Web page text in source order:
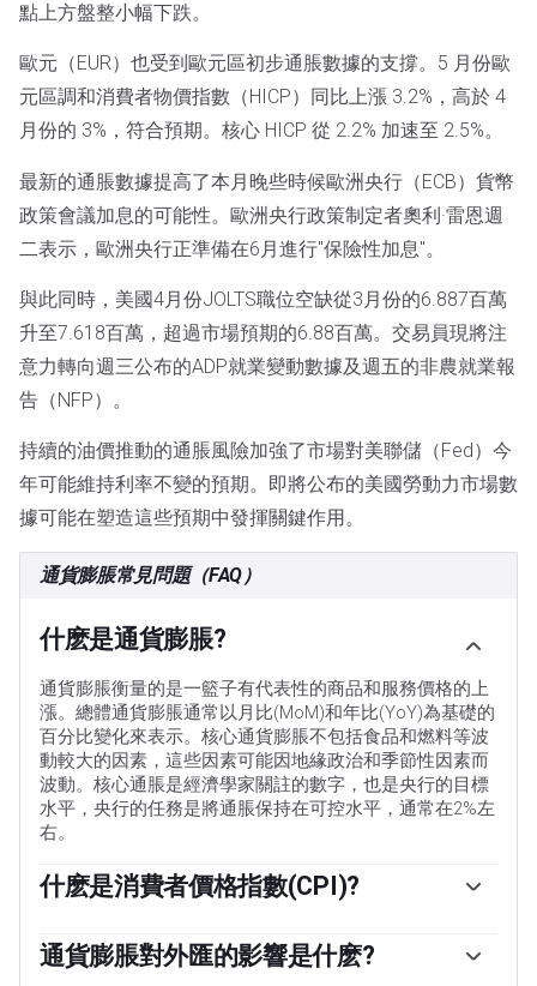
點上方盤整小幅下跌。
歐元（EUR）也受到歐元區初步通脹數據的支撐。5 月份歐
元區調和消費者物價指數（HICP）同比上漲 3.2%，高於 4
月份的 3%，符合預期。核心 HICP 從 2.2% 加速至 2.5%。
最新的通脹數據提高了本月晚些時候歐洲央行（ECB）貨幣
政策會議加息的可能性。歐洲央行政策制定者奧利·雷恩週
二表示，歐洲央行正準備在6月進行"保險性加息"。
與此同時，美國4月份JOLTS職位空缺從3月份的6.887百萬
升至7.618百萬，超過市場預期的6.88百萬。交易員現將注
意力轉向週三公布的ADP就業變動數據及週五的非農就業報
告（NFP）。
持續的油價推動的通脹風險加強了市場對美聯儲（Fed）今
年可能維持利率不變的預期。即將公布的美國勞動力市場數
據可能在塑造這些預期中發揮關鍵作用。
通貨膨脹常見問題（FAQ）
什麽是通貨膨脹?
通貨膨脹衡量的是一籃子有代表性的商品和服務價格的上
漲。總體通貨膨脹通常以月比(MoM)和年比(YoY)為基礎的
百分比變化來表示。核心通貨膨脹不包括食品和燃料等波
動較大的因素，這些因素可能因地緣政治和季節性因素而
波動。核心通脹是經濟學家關註的數字，也是央行的目標
水平，央行的任務是將通脹保持在可控水平，通常在2%左
右。
什麽是消費者價格指數(CPI)?
的價格變化。它通常以月環比(MoM)和年同比(YoY)的百分
比變化來表示。核心CPI是各國央行的目標，因為它不包括
通貨膨脹對外匯的影響是什麽?